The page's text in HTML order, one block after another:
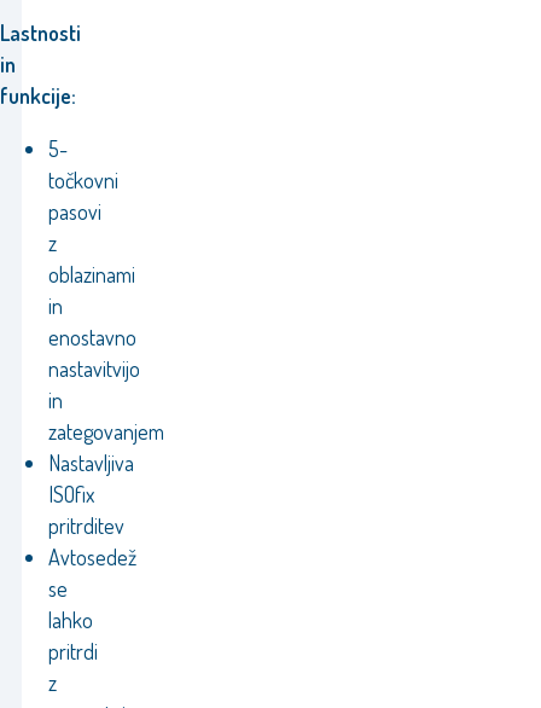
Lastnosti
in
funkcije:
5-
točkovni
pasovi
z
oblazinami
in
enostavno
nastavitvijo
in
zategovanjem
Nastavljiva
ISOfix
pritrditev
Avtosedež
se
lahko
pritrdi
z